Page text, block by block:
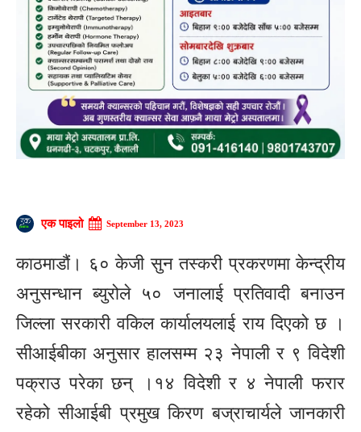
एक पाइलो September 13, 2023
काठमाडौं। ६० केजी सुन तस्करी प्रकरणमा केन्द्रीय
अनुसन्धान ब्युरोले ५० जनालाई प्रतिवादी बनाउन
जिल्ला सरकारी वकिल कार्यालयलाई राय दिएको छ ।
सीआईबीका अनुसार हालसम्म २३ नेपाली र ९ विदेशी
पक्राउ परेका छन् ।१४ विदेशी र ४ नेपाली फरार
रहेको सीआईबी प्रमुख किरण बज्राचार्यले जानकारी